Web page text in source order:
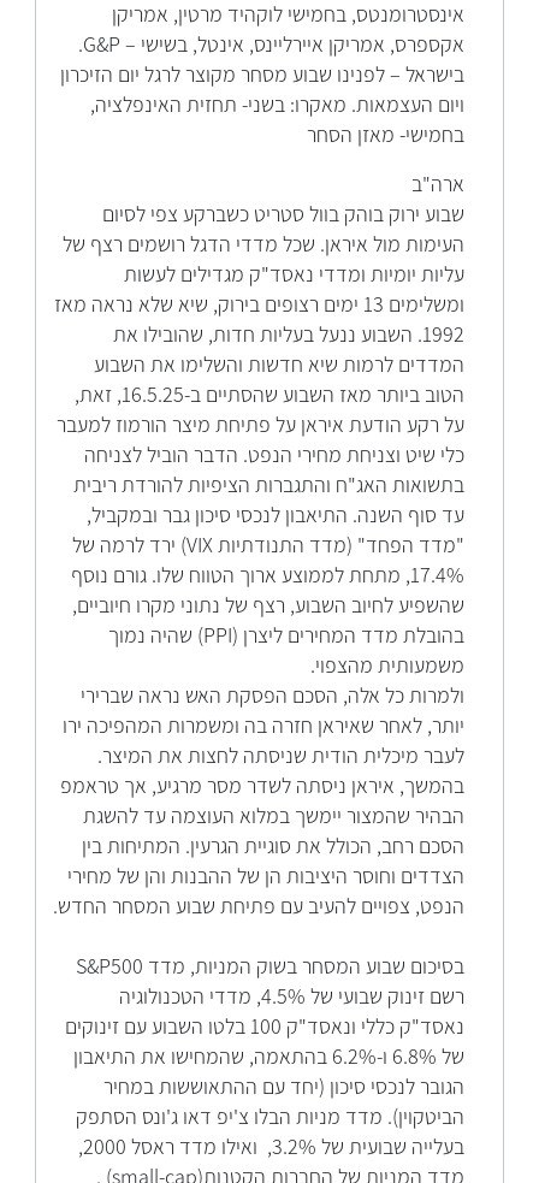
אינסטרומנטס, בחמישי לוקהיד מרטין, אמריקן
אקספרס, אמריקן איירליינס, אינטל, בשישי – G&P.
בישראל – לפנינו שבוע מסחר מקוצר לרגל יום הזיכרון
ויום העצמאות. מאקרו: בשני- תחזית האינפלציה,
בחמישי- מאזן הסחר
ארה"ב
שבוע ירוק בוהק בוול סטריט כשברקע צפי לסיום
העימות מול איראן. שכל מדדי הדגל רושמים רצף של
עליות יומיות ומדדי נאסד"ק מגדילים לעשות
ומשלימים 13 ימים רצופים בירוק, שיא שלא נראה מאז
1992. השבוע ננעל בעליות חדות, שהובילו את
המדדים לרמות שיא חדשות והשלימו את השבוע
הטוב ביותר מאז השבוע שהסתיים ב-16.5.25, זאת,
על רקע הודעת איראן על פתיחת מיצר הורמוז למעבר
כלי שיט וצניחת מחירי הנפט. הדבר הוביל לצניחה
בתשואות האג"ח והתגברות הציפיות להורדת ריבית
עד סוף השנה. התיאבון לנכסי סיכון גבר ובמקביל,
"מדד הפחד" (מדד התנודתיות VIX) ירד לרמה של
17.4%, מתחת לממוצע ארוך הטווח שלו. גורם נוסף
שהשפיע לחיוב השבוע, רצף של נתוני מקרו חיוביים,
בהובלת מדד המחירים ליצרן (PPI) שהיה נמוך
משמעותית מהצפוי.
ולמרות כל אלה, הסכם הפסקת האש נראה שברירי
יותר, לאחר שאיראן חזרה בה ומשמרות המהפיכה ירו
לעבר מיכלית הודית שניסתה לחצות את המיצר.
בהמשך, איראן ניסתה לשדר מסר מרגיע, אך טראמפ
הבהיר שהמצור יימשך במלוא העוצמה עד להשגת
הסכם רחב, הכולל את סוגיית הגרעין. המתיחות בין
הצדדים וחוסר היציבות הן של ההבנות והן של מחירי
הנפט, צפויים להעיב עם פתיחת שבוע המסחר החדש.
בסיכום שבוע המסחר בשוק המניות, מדד S&P500
רשם זינוק שבועי של 4.5%, מדדי הטכנולוגיה
נאסד"ק כללי ונאסד"ק 100 בלטו השבוע עם זינוקים
של 6.8% ו-6.2% בהתאמה, שהמחישו את התיאבון
הגובר לנכסי סיכון (יחד עם ההתאוששות במחיר
הביטקוין). מדד מניות הבלו צ'יפ דאו ג'ונס הסתפק
בעלייה שבועית של 3.2%, ואילו מדד ראסל 2000,
מדד המניות של החברות הקטנות(small-cap) ,